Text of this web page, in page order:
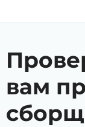
вам